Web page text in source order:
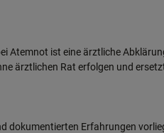
Atemnot ist eine ärztliche
ärztlichen Rat erfolgen und
dokumentierten Erfahrungen